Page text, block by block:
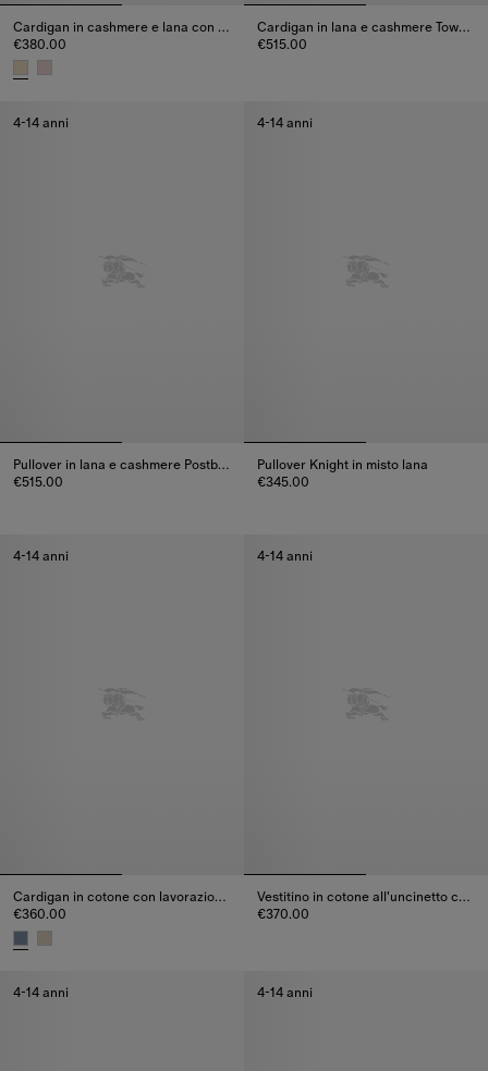
Cardigan in cashmere e lana con toppe Check
€380.00
Cardigan in lana e cashmere Townhouse Bear
€515.00
4-14 anni
Pullover in lana e cashmere Postbox Bear
€515.00
4-14 anni
Pullover Knight in misto lana
€345.00
4-14 anni
Cardigan in cotone con lavorazione traforata
€360.00
4-14 anni
Vestitino in cotone all'uncinetto con cavaliere
€370.00
4-14 anni 4-14 anni